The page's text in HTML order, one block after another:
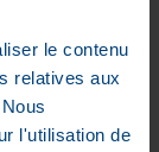
le contenu
relatives aux
l'utilisation de